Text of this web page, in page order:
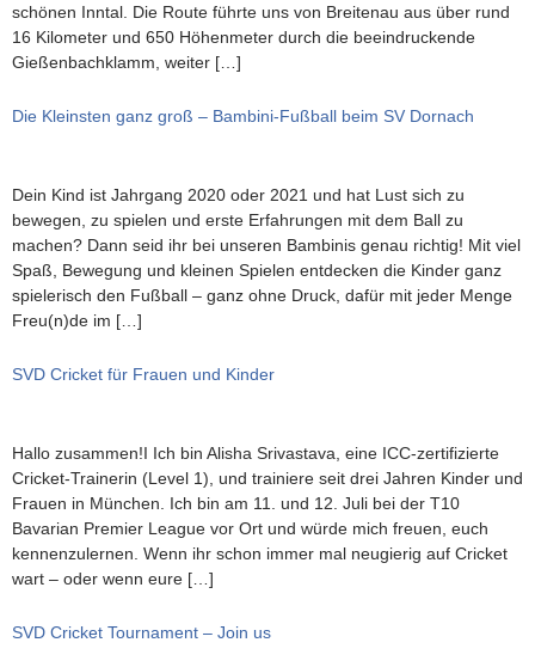
schönen Inntal. Die Route führte uns von Breitenau aus über rund
16 Kilometer und 650 Höhenmeter durch die beeindruckende
Gießenbachklamm, weiter […]
Die Kleinsten ganz groß – Bambini-Fußball beim SV Dornach
Dein Kind ist Jahrgang 2020 oder 2021 und hat Lust sich zu
bewegen, zu spielen und erste Erfahrungen mit dem Ball zu
machen? Dann seid ihr bei unseren Bambinis genau richtig! Mit viel
Spaß, Bewegung und kleinen Spielen entdecken die Kinder ganz
spielerisch den Fußball – ganz ohne Druck, dafür mit jeder Menge
Freu(n)de im […]
SVD Cricket für Frauen und Kinder
Hallo zusammen!I Ich bin Alisha Srivastava, eine ICC-zertifizierte
Cricket-Trainerin (Level 1), und trainiere seit drei Jahren Kinder und
Frauen in München. Ich bin am 11. und 12. Juli bei der T10
Bavarian Premier League vor Ort und würde mich freuen, euch
kennenzulernen. Wenn ihr schon immer mal neugierig auf Cricket
wart – oder wenn eure […]
SVD Cricket Tournament – Join us